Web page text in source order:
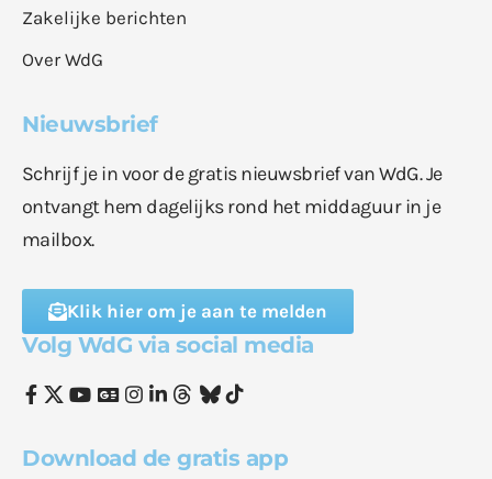
Zakelijke berichten
Over WdG
Nieuwsbrief
Schrijf je in voor de gratis nieuwsbrief van WdG. Je
ontvangt hem dagelijks rond het middaguur in je
mailbox.
Klik hier om je aan te melden
Volg WdG via social media
Download de gratis app